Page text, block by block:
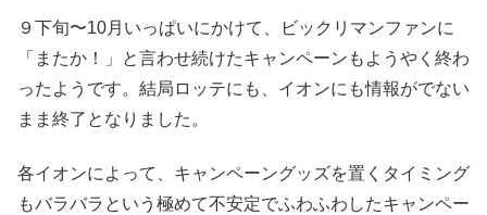
９下旬〜10月いっぱいにかけて、ビックリマンファンに
「またか！」と言わせ続けたキャンペーンもようやく終わ
ったようです。結局ロッテにも、イオンにも情報がでない
まま終了となりました。
各イオンによって、キャンペーングッズを置くタイミング
もバラバラという極めて不安定でふわふわしたキャンペー